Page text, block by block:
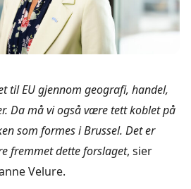
til EU gjennom geografi, handel,
Da må vi også være tett koblet på
som formes i Brussel. Det er
fremmet dette forslaget, sier
Velure.